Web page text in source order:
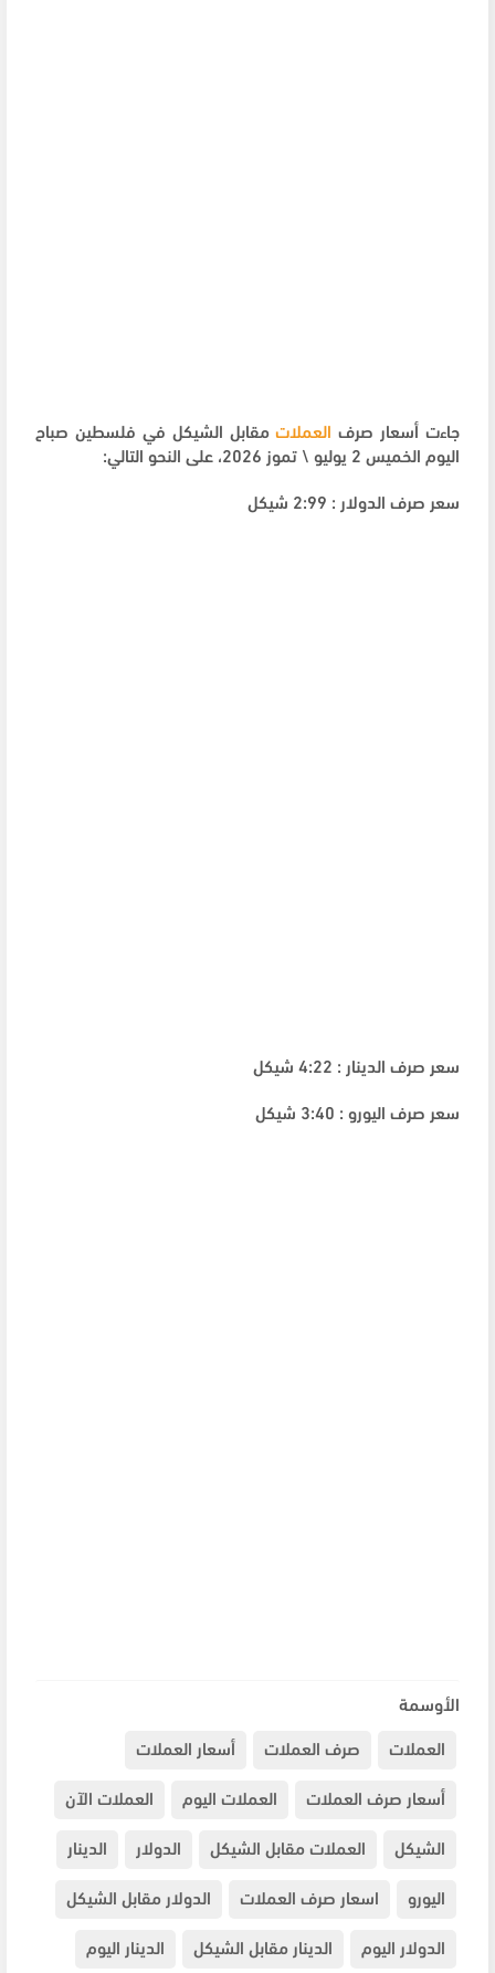
جاءت أسعار صرفالعملاتمقابل الشيكل في فلسطين صباح
اليوم الخميس 2 يوليو \ تموز 2026، على النحو التالي:
سعر صرف الدولار : 2:99 شيكل
سعر صرف الدينار : 4:22 شيكل
سعر صرف اليورو : 3:40 شيكل
الأوسمة
العملات
صرف العملات
أسعار العملات
أسعار صرف العملات
العملات اليوم
العملات الآن
الشيكل
العملات مقابل الشيكل الدولار
الدينار
اليورو
اسعار صرف العملات
الدولار مقابل الشيكل
الدولار اليوم
الدينار مقابل الشيكل الدينار اليوم